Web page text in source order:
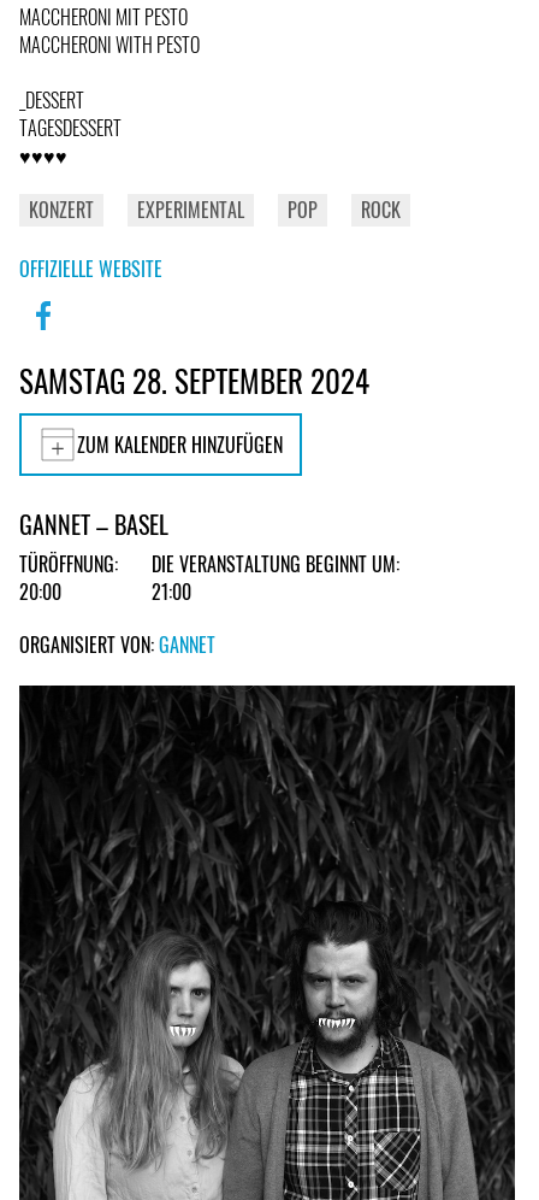
MACCHERONI MIT PESTO
MACCHERONI WITH PESTO
_DESSERT
TAGESDESSERT
♥♥♥♥
KONZERT
EXPERIMENTAL POP ROCK
OFFIZIELLE WEBSITE
SAMSTAG 28. SEPTEMBER 2024
ZUM KALENDER HINZUFÜGEN
GANNET – BASEL
TÜRÖFFNUNG:
20:00
DIE VERANSTALTUNG BEGINNT UM:
21:00
ORGANISIERT VON:GANNET